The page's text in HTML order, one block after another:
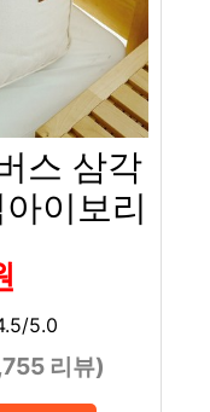
스 삼각
이보리
5.0
리뷰)